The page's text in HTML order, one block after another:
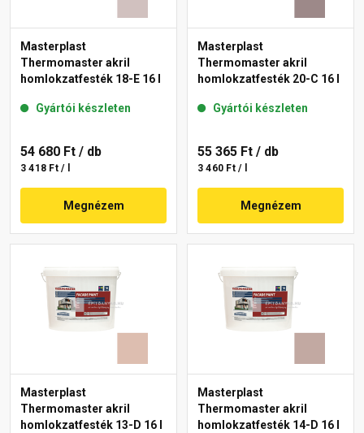
Masterplast
Thermomaster akril
homlokzatfesték 18-E 16 l
Gyártói készleten
54 680 Ft / db
3 418 Ft / l
Megnézem
Masterplast
Thermomaster akril
homlokzatfesték 20-C 16 l
Gyártói készleten
55 365 Ft / db
3 460 Ft / l
Megnézem
Masterplast
Thermomaster akril
homlokzatfesték 13-D 16 l
Masterplast
Thermomaster akril
homlokzatfesték 14-D 16 l